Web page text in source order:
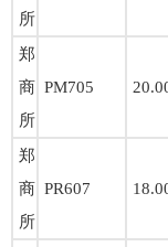
所
郑
商
所
PM705
郑
商
所
PR607